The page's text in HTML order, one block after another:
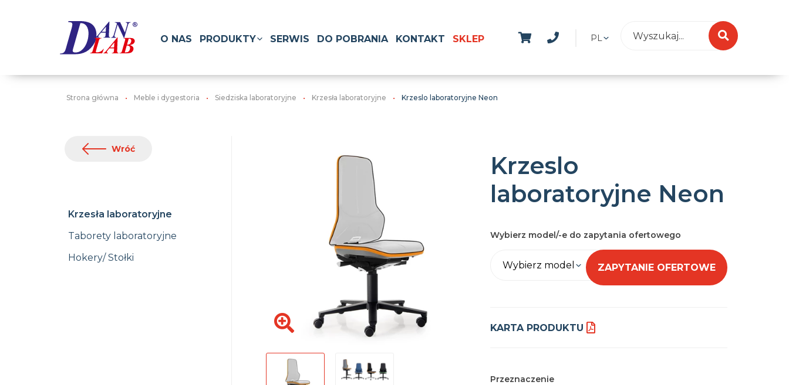
PL
O NAS PRODUKTY SERWIS DO POBRANIA KONTAKT SKLEP
Strona główna Meble i dygestoria Siedziska laboratoryjne Krzesła laboratoryjne Krzeslo laboratoryjne Neon
Wróć
Krzesła laboratoryjne
Taborety laboratoryjne
Hokery/ Stołki
Krzeslo
laboratoryjne Neon
Wybierz model/-e do zapytania ofertowego
Wybierz model ZAPYTANIE OFERTOWE
KARTA PRODUKTU
Przeznaczenie